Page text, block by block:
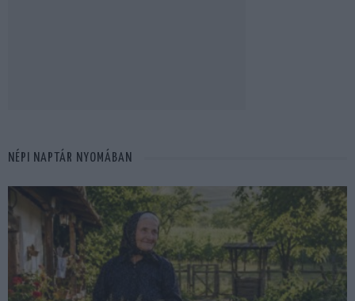
NÉPI NAPTÁR NYOMÁBAN